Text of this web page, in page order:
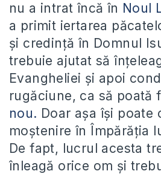
nu a intrat încă în Noul
a primit iertarea
și credință în Domnul
trebuie ajutat să
Evangheliei și apoi
rugăciune, ca să poată
nou. Doar așa își poate
moștenire în Împărăția
De fapt, lucrul acesta
înleagă orice om și